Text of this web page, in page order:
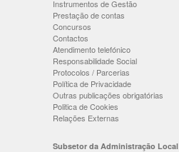
Instrumentos de Gestão
Prestação de contas
Concursos
Contactos
Atendimento telefónico
Responsabilidade Social
Protocolos / Parcerias
Política de Privacidade
Outras publicações obrigatórias
Politica de Cookies
Relações Externas
Subsetor da Administração Local